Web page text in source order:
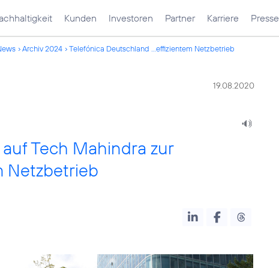
Kunden Investoren Partner Karriere Presse
Archiv 2024 Telefónica Deutschland ...effizientem Netzbetrieb
19.08.2020
Tech Mahindra zur
Netzbetrieb